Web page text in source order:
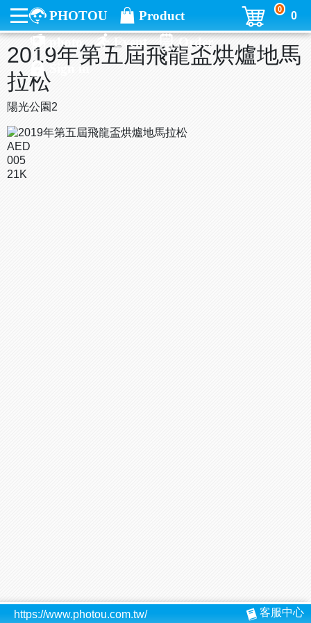
PHOTOU
Product
photo
Event
Order
Sign in
0
0
2019年第五屆飛龍盃烘爐地馬
拉松
陽光公園2
AED
005
21K
https://www.photou.com.tw/ 客服中心